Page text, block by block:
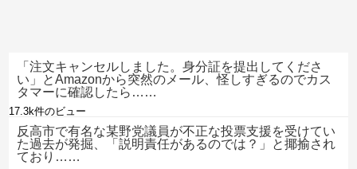
「注文キャンセルしました。身分証を提出してくださ
い」とAmazonから突然のメール、怪しすぎるのでカス
タマーに確認したら……
17.3k件のビュー
反高市で有名な某野党議員が不正な投票支援を受けてい
た過去が発掘、「説明責任があるのでは？」と揶揄され
ており……